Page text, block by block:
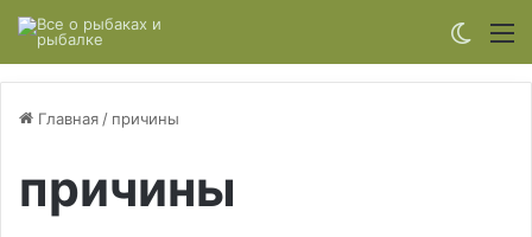
Главная / причины
причины